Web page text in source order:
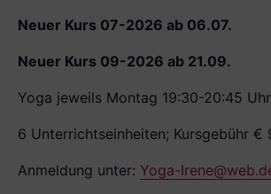
Neuer Kurs 07-2026 ab 06.07.
Neuer Kurs 09-2026 ab 21.09.
Yoga jeweils Montag 19:30-20:45 Uhr
6 Unterrichtseinheiten; Kursgebühr €
Anmeldung unter: Yoga-